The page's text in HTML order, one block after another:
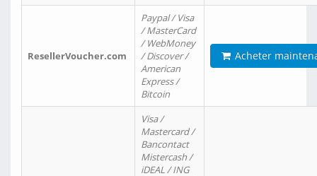
ResellerVoucher.com
Paypal / Visa
/ MasterCard
/ WebMoney
/ Discover /
American
Express /
Bitcoin
Acheter
Visa /
Mastercard /
Bancontact
Mistercash /
iDEAL / ING